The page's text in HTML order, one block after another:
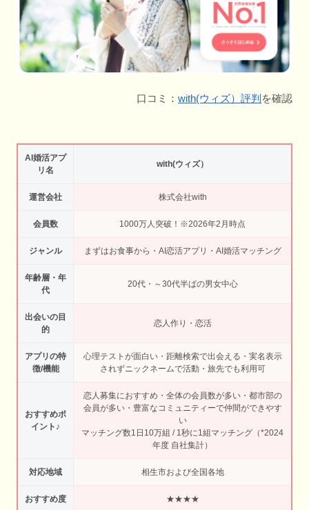
口コミ： with(ウィズ）評判 を確認
AI婚活アプ
リ名
with(ウィズ）
運営会社 株式会社with
会員数 1000万人突破！※2026年2月時点
ジャンル まずはお食事から・AI恋活アプリ・AI婚活マッチング
年齢層・年
代
20代・～30代半ばの男女中心
出会いの目
的
恋人作り・恋活
アプリの特
徴/機能
心理テストが面白い・距離検索で出会える・実名表示
されずニックネームで活動・旅先でも利用可
おすすめポ
イント♪
恋人募集におすすめ・全体の会員数が多い・都市部の
会員が多い・豊富なコミュニティーで仲間ができやす
い
マッチング数1日10万組 / 1秒に1組マッチング（*2024
年度 自社集計）
対応地域 相生市および全国各地
おすすめ度 ★★★★